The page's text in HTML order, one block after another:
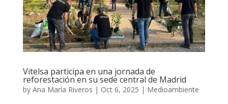
Vitelsa participa en una jornada de
reforestación en su sede central de Madrid
by Ana María Riveros | Oct 6, 2025 | Medioambiente